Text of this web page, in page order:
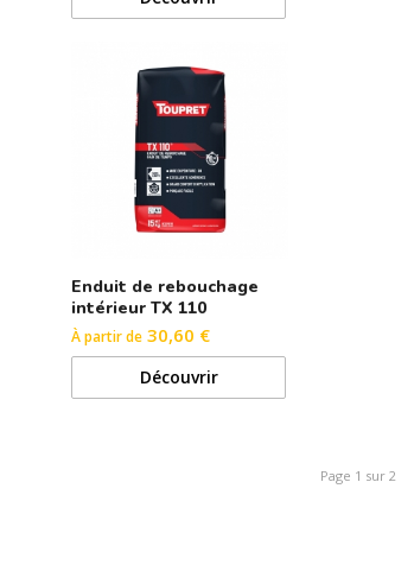
Enduit de rebouchage
intérieur TX 110
À partir de30,60 €
Découvrir
Page 1 sur 2